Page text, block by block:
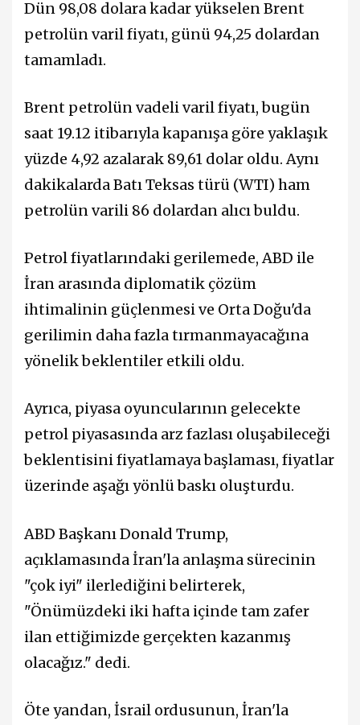
Dün 98,08 dolara kadar yükselen Brent
petrolün varil fiyatı, günü 94,25 dolardan
tamamladı.
Brent petrolün vadeli varil fiyatı, bugün
saat 19.12 itibarıyla kapanışa göre yaklaşık
yüzde 4,92 azalarak 89,61 dolar oldu. Aynı
dakikalarda Batı Teksas türü (WTI) ham
petrolün varili 86 dolardan alıcı buldu.
Petrol fiyatlarındaki gerilemede, ABD ile
İran arasında diplomatik çözüm
ihtimalinin güçlenmesi ve Orta Doğu'da
gerilimin daha fazla tırmanmayacağına
yönelik beklentiler etkili oldu.
Ayrıca, piyasa oyuncularının gelecekte
petrol piyasasında arz fazlası oluşabileceği
beklentisini fiyatlamaya başlaması, fiyatlar
üzerinde aşağı yönlü baskı oluşturdu.
ABD Başkanı Donald Trump,
açıklamasında İran'la anlaşma sürecinin
"çok iyi" ilerlediğini belirterek,
"Önümüzdeki iki hafta içinde tam zafer
ilan ettiğimizde gerçekten kazanmış
olacağız." dedi.
Öte yandan, İsrail ordusunun, İran'la